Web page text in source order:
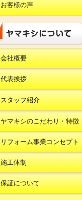
外壁塗装・外装工事
改装・内装リフォー
ム
修理・小工事
全面リフォーム
川北店
小松店
新加賀店
金津店
朝日店
羽咋店
金沢田上店
金沢野々市店
小松店
新加賀店
金津店
朝日店
羽咋店
金沢田上店
お客様の声
キッチン
ユニットバス
トイレ
洗面化粧台
オール電化・給湯器
エクステリア
外壁塗装・外壁工事
改装・内装リフォー
ム
修理・小工事
全面リフォーム
会社概要
代表挨拶
スタッフ紹介
本部
田鶴浜店
金沢野々市店
川北店
小松店
新加賀店
ヤマキシのこだわり・特徴
リフォーム事業コンセプト
施工体制
保証について